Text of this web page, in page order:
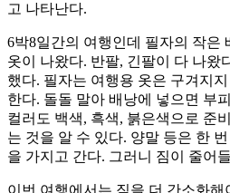
고 나타난다.
6박8일간의 여행인데 필자의 작은
옷이 나왔다. 반팔, 긴팔이 다 나왔
했다. 필자는 여행용 옷은 구겨지
한다. 돌돌 말아 배낭에 넣으면 부
컬러도 백색, 흑색, 붉은색으로 준
는 것을 알 수 있다. 양말 등은 한
을 가지고 간다. 그러니 짐이 줄어